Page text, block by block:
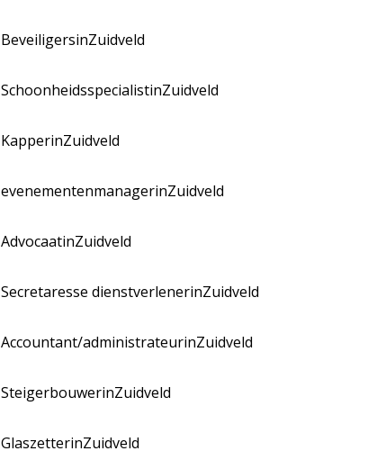
BeveiligersinZuidveld
SchoonheidsspecialistinZuidveld
KapperinZuidveld
evenementenmanagerinZuidveld
AdvocaatinZuidveld
Secretaresse dienstverlenerinZuidveld
Accountant/administrateurinZuidveld
SteigerbouwerinZuidveld
GlaszetterinZuidveld